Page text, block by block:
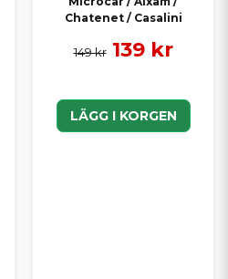
Chatenet / Casalini
149 kr 139 kr
LÄGG I KORGEN